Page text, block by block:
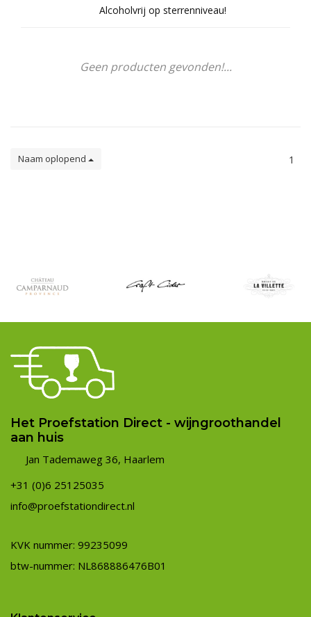
Alcoholvrij op sterrenniveau!
Geen producten gevonden!...
Naam oplopend 1
Het Proefstation Direct - wijngroothandel
aan huis
Jan Tademaweg 36, Haarlem
+31 (0)6 25125035
info@proefstationdirect.nl
KVK nummer: 99235099
btw-nummer: NL868886476B01